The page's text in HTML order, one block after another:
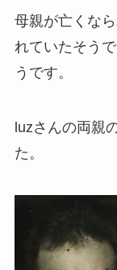
母親が亡くな
れていたそう
うです。
luzさんの両親
た。